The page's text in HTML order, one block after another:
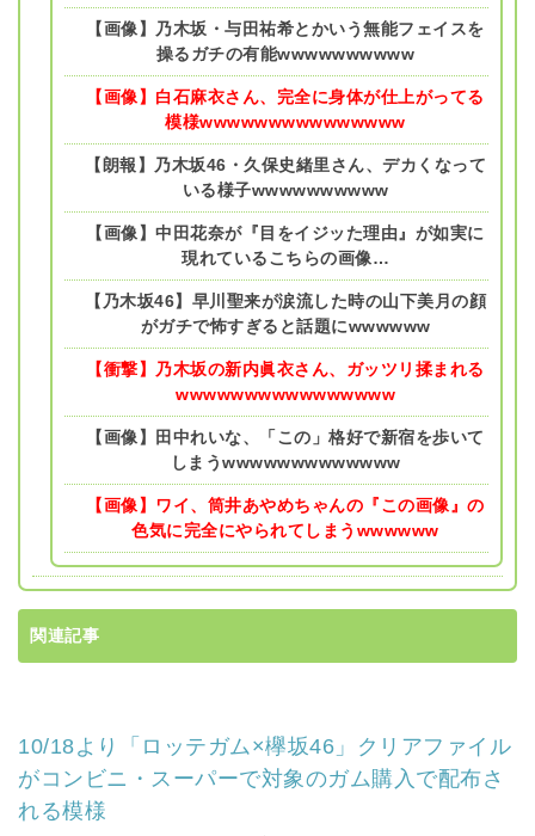
【画像】乃木坂・与田祐希とかいう無能フェイスを
操るガチの有能wwwwwwwwww
【画像】白石麻衣さん、完全に身体が仕上がってる
模様wwwwwwwwwwwwwww
【朗報】乃木坂46・久保史緒里さん、デカくなって
いる様子wwwwwwwwww
【画像】中田花奈が『目をイジッた理由』が如実に
現れているこちらの画像…
【乃木坂46】早川聖来が涙流した時の山下美月の顔
がガチで怖すぎると話題にwwwwww
【衝撃】乃木坂の新内眞衣さん、ガッツリ揉まれる
wwwwwwwwwwwwwwww
【画像】田中れいな、「この」格好で新宿を歩いて
しまうwwwwwwwwwwwww
【画像】ワイ、筒井あやめちゃんの『この画像』の
色気に完全にやられてしまうwwwwww
関連記事
10/18より「ロッテガム×欅坂46」クリアファイル
がコンビニ・スーパーで対象のガム購入で配布さ
れる模様